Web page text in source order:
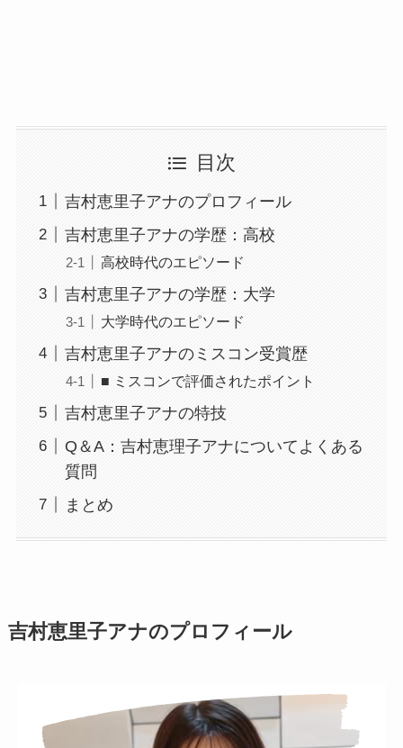
目次
吉村恵里子アナのプロフィール
吉村恵里子アナの学歴：高校
高校時代のエピソード
吉村恵里子アナの学歴：大学
大学時代のエピソード
吉村恵里子アナのミスコン受賞歴
■ ミスコンで評価されたポイント
吉村恵里子アナの特技
Q＆A：吉村恵理子アナについてよくある
質問
まとめ
吉村恵里子アナのプロフィール